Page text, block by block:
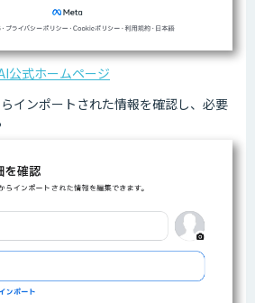
公式ホームページ
インポートされた情報を確認し、必要